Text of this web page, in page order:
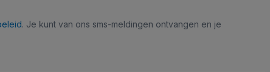
. Je kunt van ons sms-meldingen ontvangen en je